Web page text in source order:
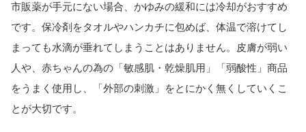
市販薬が手元にない場合、かゆみの緩和には冷却がおすすめ
です。保冷剤をタオルやハンカチに包めば、体温で溶けてし
まっても水滴が垂れてしまうことはありません。皮膚が弱い
人や、赤ちゃんの為の「敏感肌・乾燥肌用」「弱酸性」商品
をうまく使用し、「外部の刺激」をとにかく無くしていくこ
とが大切です。